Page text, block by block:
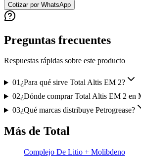
Cotizar por WhatsApp
Preguntas frecuentes
Respuestas rápidas sobre este producto
01¿Para qué sirve Total Altis EM 2?
02¿Dónde comprar Total Altis EM 2 en
03¿Qué marcas distribuye Petrogrease?
Más de Total
Complejo De Litio + Molibdeno